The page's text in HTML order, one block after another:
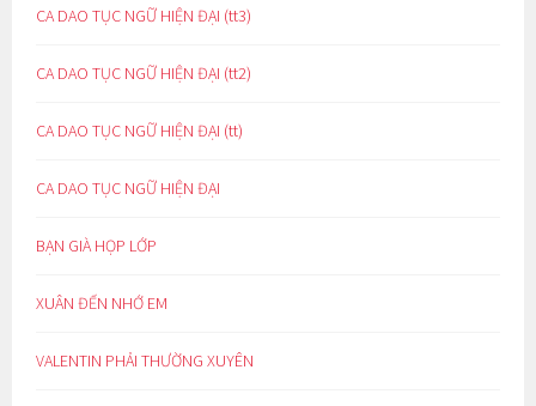
CA DAO TỤC NGỮ HIỆN ĐẠI (tt3)
CA DAO TỤC NGỮ HIỆN ĐẠI (tt2)
CA DAO TỤC NGỮ HIỆN ĐẠI (tt)
CA DAO TỤC NGỮ HIỆN ĐẠI
BẠN GIÀ HỌP LỚP
XUÂN ĐẾN NHỚ EM
VALENTIN PHẢI THƯỜNG XUYÊN